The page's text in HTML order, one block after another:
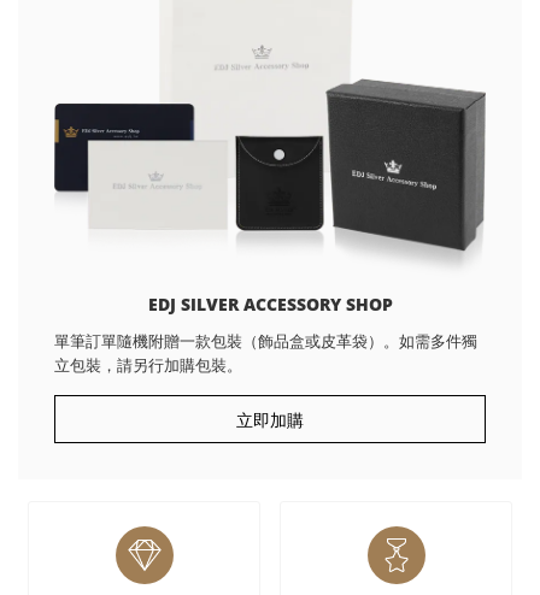
EDJ SILVER ACCESSORY SHOP
單筆訂單隨機附贈一款包裝（飾品盒或皮革袋）。如需多件獨
立包裝，請另行加購包裝。
立即加購